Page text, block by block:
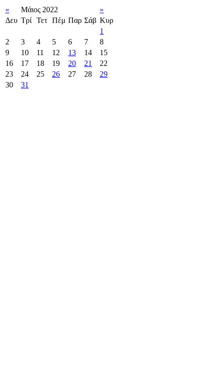
« Μάιος 2022
»
Δευ Τρί Τετ Πέμ Παρ Σάβ Κυρ
1
2
3 4 5 6 7
8
9
10 11 12 13 14
15
16
17 18 19 20 21
22
23
24 25 26 27 28
29
30
31